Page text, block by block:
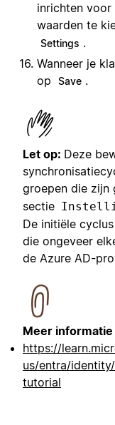
inrichten
waarden te
Settings .
Wanneer je
op
Save .
Let op: Deze
groepen die zijn
sectie
De initiële
die ongeveer
de Azure AD-
Meer informatie
https://
us/entra/
tutorial